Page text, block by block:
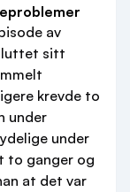
av
sitt
krevde to
under
under
to ganger og
at det var